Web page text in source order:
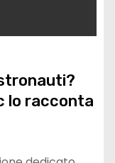
lo racconta